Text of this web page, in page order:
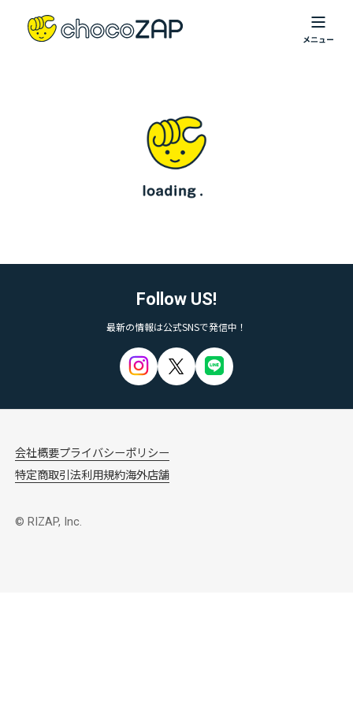
Follow US!
最新の情報は公式SNSで発信中！
会社概要プライバシーポリシー
特定商取引法利用規約海外店舗
© RIZAP, Inc.